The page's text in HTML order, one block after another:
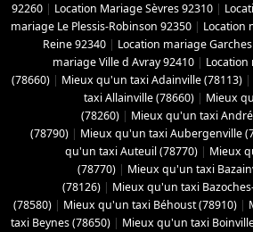
92260 | Location Mariage Sèvres 92310 |
mariage Le Plessis-Robinson 92350 | Location
Reine 92340 | Location mariage
mariage Ville d Avray 92410 | Location
(78660) | Mieux qu'un taxi Adainville (78113) |
taxi Allainville (78660) | Mieux
(78260) | Mieux qu'un taxi
(78790) | Mieux qu'un taxi Aubergenville
qu'un taxi Auteuil (78770) | Mieux
(78770) | Mieux qu'un taxi
(78126) | Mieux qu'un taxi
(78580) | Mieux qu'un taxi Béhoust (78910) |
taxi Beynes (78650) | Mieux qu'un taxi